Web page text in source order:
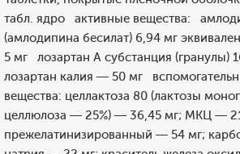
табл. ядро активные вещества:
(амлодипина бесилат) 6,94 мг
5 мг лозартан А субстанция (гранулы)
лозартан калия — 50 мг
вещества: целлактоза 80 (лактозы
целлюлоза — 25%) — 36,45 мг; МКЦ —
прежелатинизированный — 54 мг;